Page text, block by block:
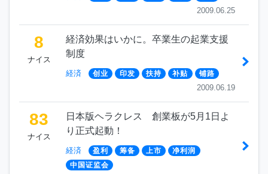
2009.06.25
8
ナイス
経済効果はいかに。卒業生の起業支援
制度
経済 创业 印发 扶持 补贴 铺路
2009.06.19
83
ナイス
日本版ヘラクレス 創業板が5月1日よ
り正式起動！
経済 盈利 筹备 上市
净利润
中国证监会